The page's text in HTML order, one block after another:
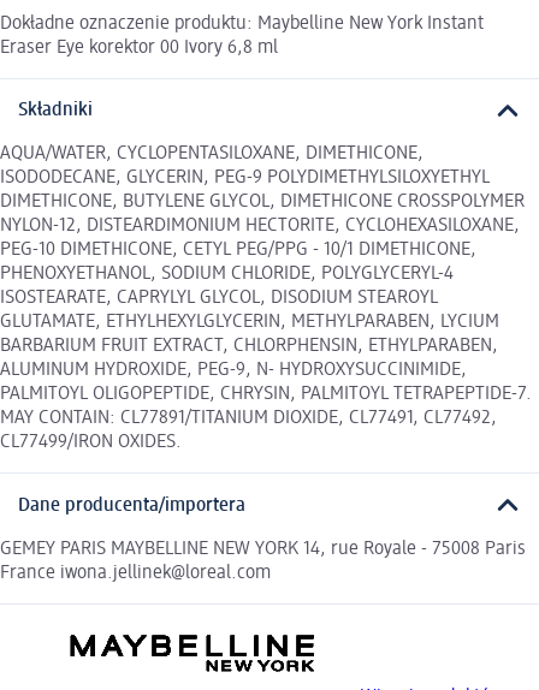
Dokładne oznaczenie produktu: Maybelline New York Instant
Eraser Eye korektor 00 Ivory 6,8 ml
Składniki
AQUA/WATER, CYCLOPENTASILOXANE, DIMETHICONE,
ISODODECANE, GLYCERIN, PEG-9 POLYDIMETHYLSILOXYETHYL
DIMETHICONE, BUTYLENE GLYCOL, DIMETHICONE CROSSPOLYMER
NYLON-12, DISTEARDIMONIUM HECTORITE, CYCLOHEXASILOXANE,
PEG-10 DIMETHICONE, CETYL PEG/PPG - 10/1 DIMETHICONE,
PHENOXYETHANOL, SODIUM CHLORIDE, POLYGLYCERYL-4
ISOSTEARATE, CAPRYLYL GLYCOL, DISODIUM STEAROYL
GLUTAMATE, ETHYLHEXYLGLYCERIN, METHYLPARABEN, LYCIUM
BARBARIUM FRUIT EXTRACT, CHLORPHENSIN, ETHYLPARABEN,
ALUMINUM HYDROXIDE, PEG-9, N- HYDROXYSUCCINIMIDE,
PALMITOYL OLIGOPEPTIDE, CHRYSIN, PALMITOYL TETRAPEPTIDE-7.
MAY CONTAIN: CL77891/TITANIUM DIOXIDE, CL77491, CL77492,
CL77499/IRON OXIDES.
Dane producenta/importera
GEMEY PARIS MAYBELLINE NEW YORK 14, rue Royale - 75008 Paris
France iwona.jellinek@loreal.com